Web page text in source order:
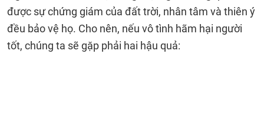
được sự chứng giám của đất trời, nhân tâm và thiên ý
đều bảo vệ họ. Cho nên, nếu vô tình hãm hại người
tốt, chúng ta sẽ gặp phải hai hậu quả: